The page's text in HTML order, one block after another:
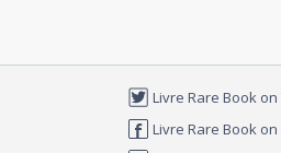
Livre Rare Book
Livre Rare Book